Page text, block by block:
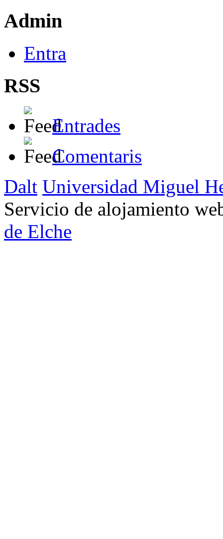
Admin
Entra
RSS
Entrades
Comentaris
Dalt Universidad Miguel
Servicio de alojamiento
de Elche